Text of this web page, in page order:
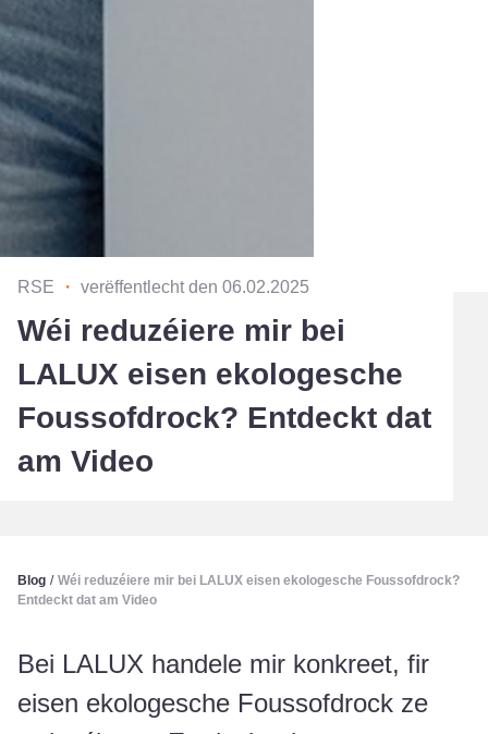
RSE ・ verëffentlecht den 06.02.2025
Wéi reduzéiere mir bei
LALUX eisen ekologesche
Foussofdrock? Entdeckt dat
am Video
Blog / Wéi reduzéiere mir bei LALUX eisen ekologesche Foussofdrock?
Entdeckt dat am Video
Bei LALUX handele mir konkreet, fir
eisen ekologesche Foussofdrock ze